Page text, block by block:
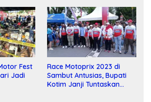
Fest
Jadi
Race Motoprix 2023 di
Sambut Antusias, Bupati
Kotim Janji Tuntaskan